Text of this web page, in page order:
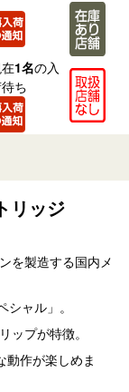
1名の入
ち
リッジ
を製造する国内メ
ャル」。
ップが特徴。
動作が楽しめま